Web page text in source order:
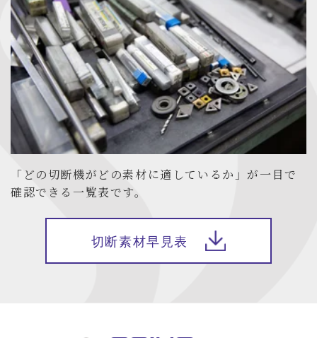
「どの切断機がどの素材に適しているか」が一目で
確認できる一覧表です。
切断素材早見表